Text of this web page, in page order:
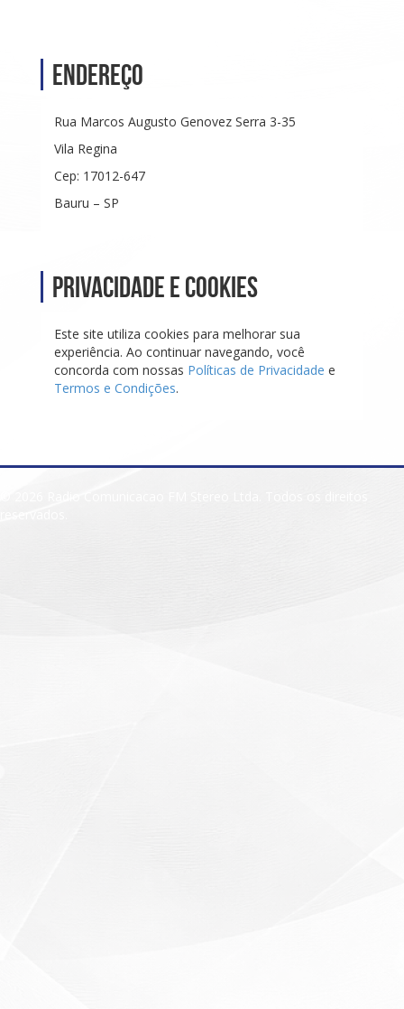
Endereço
Rua Marcos Augusto Genovez Serra 3-35
Vila Regina
Cep: 17012-647
Bauru – SP
Privacidade e Cookies
Este site utiliza cookies para melhorar sua
experiência. Ao continuar navegando, você
concorda com nossas Políticas de Privacidade e
Termos e Condições.